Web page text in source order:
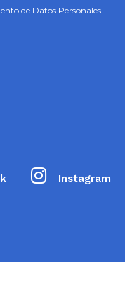
de Datos Personales
Instagram